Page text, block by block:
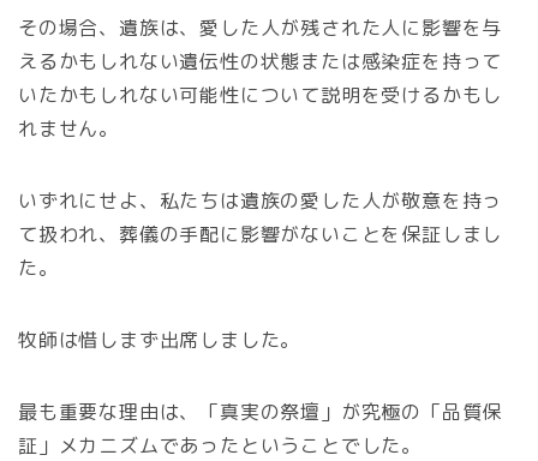
その場合、遺族は、愛した人が残された人に影響を与
えるかもしれない遺伝性の状態または感染症を持って
いたかもしれない可能性について説明を受けるかもし
れません。
いずれにせよ、私たちは遺族の愛した人が敬意を持っ
て扱われ、葬儀の手配に影響がないことを保証しまし
た。
牧師は惜しまず出席しました。
最も重要な理由は、「真実の祭壇」が究極の「品質保
証」メカニズムであったということでした。